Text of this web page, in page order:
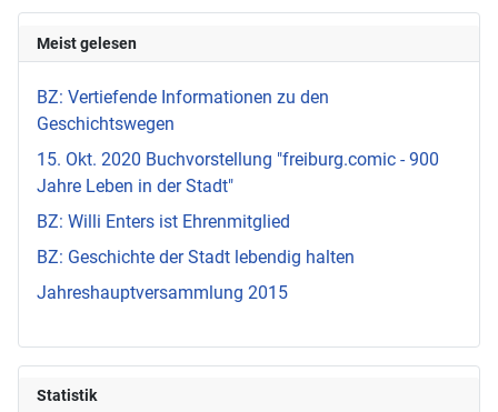
Meist gelesen
BZ: Vertiefende Informationen zu den
Geschichtswegen
15. Okt. 2020 Buchvorstellung "freiburg.comic - 900
Jahre Leben in der Stadt"
BZ: Willi Enters ist Ehrenmitglied
BZ: Geschichte der Stadt lebendig halten
Jahreshauptversammlung 2015
Statistik